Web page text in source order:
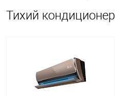
Тихий кондиционер